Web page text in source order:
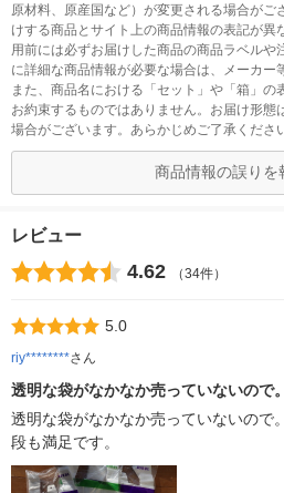
原材料、原産国など）が変更される場合がご
けする商品とサイト上の商品情報の表記が異
用前には必ずお届けした商品の商品ラベルや
に詳細な商品情報が必要な場合は、メーカー
また、商品名における「セット」や「箱」の
お約束するものではありません。お届け形態
場合がございます。あらかじめご了承くださ
商品情報の誤りを
レビュー
4.62 （34件）
5.0
riy********さん
透明な袋がなかなか売っていないので
透明な袋がなかなか売っていないので
段も満足です。